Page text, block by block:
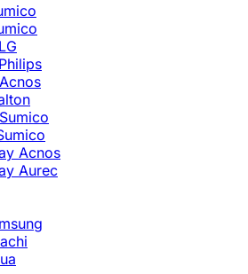
Acnos
Aurec